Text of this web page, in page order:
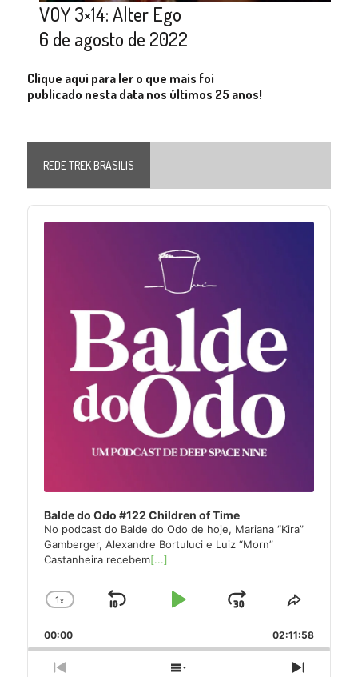
VOY 3×14: Alter Ego
6 de agosto de 2022
Clique aqui para ler o que mais foi
publicado nesta data nos últimos 25 anos!
REDE TREK BRASILIS
Audio
Player
Balde do Odo #122 Children of Time
No podcast do Balde do Odo de hoje, Mariana “Kira”
Gamberger, Alexandre Bortuluci e Luiz “Morn”
Castanheira recebem[...]
Change
Rate
1x
Skip
Play
Jump
Forward
Share
Episode
00:00 02:11:58